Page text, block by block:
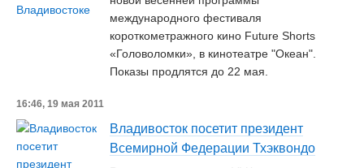
международного фестиваля
короткометражного кино Future Shorts
«Головоломки», в кинотеатре "Океан".
Показы продлятся до 22 мая.
16:46, 19 мая 2011
Владивосток посетит президент
Всемирной Федерации Тхэквондо